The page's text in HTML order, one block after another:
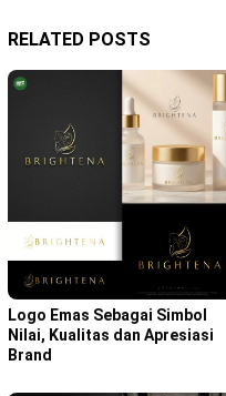
RELATED POSTS
Logo Emas Sebagai Simbol
Nilai, Kualitas dan Apresiasi
Brand